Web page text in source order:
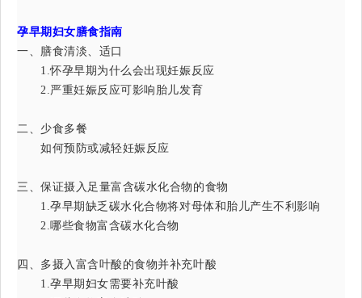
孕早期妇女膳食指南
一、膳食清淡、适口
1.怀孕早期为什么会出现妊娠反应
2.严重妊娠反应可影响胎儿发育
二、少食多餐
如何预防或减轻妊娠反应
三、保证摄入足量富含碳水化合物的食物
1.孕早期缺乏碳水化合物将对母体和胎儿产生不利影响
2.哪些食物富含碳水化合物
四、多摄入富含叶酸的食物并补充叶酸
1.孕早期妇女需要补充叶酸